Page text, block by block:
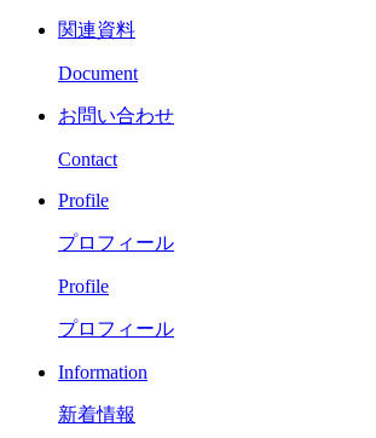
関連資料
Document
お問い合わせ
Contact
Profile
プロフィール
Profile
プロフィール
Information
新着情報